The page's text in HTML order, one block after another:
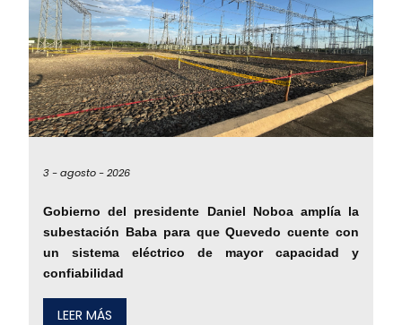
3 -agosto -2026
Gobierno del presidente Daniel Noboa amplía la
subestación Baba para que Quevedo cuente con
un sistema eléctrico de mayor capacidad y
confiabilidad
LEER MÁS